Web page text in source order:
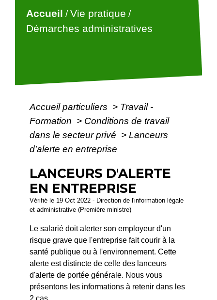
Accueil /Vie pratique /
Démarches administratives
Accueil particuliers > Travail -
Formation > Conditions de travail
dans le secteur privé > Lanceurs
d'alerte en entreprise
LANCEURS D'ALERTE
EN ENTREPRISE
Vérifié le 19 Oct 2022 - Direction de l'information légale
et administrative (Première ministre)
Le salarié doit alerter son employeur d'un
risque grave que l'entreprise fait courir à la
santé publique ou à l'environnement. Cette
alerte est distincte de celle des lanceurs
d'alerte de portée générale. Nous vous
présentons les informations à retenir dans les
2 cas.